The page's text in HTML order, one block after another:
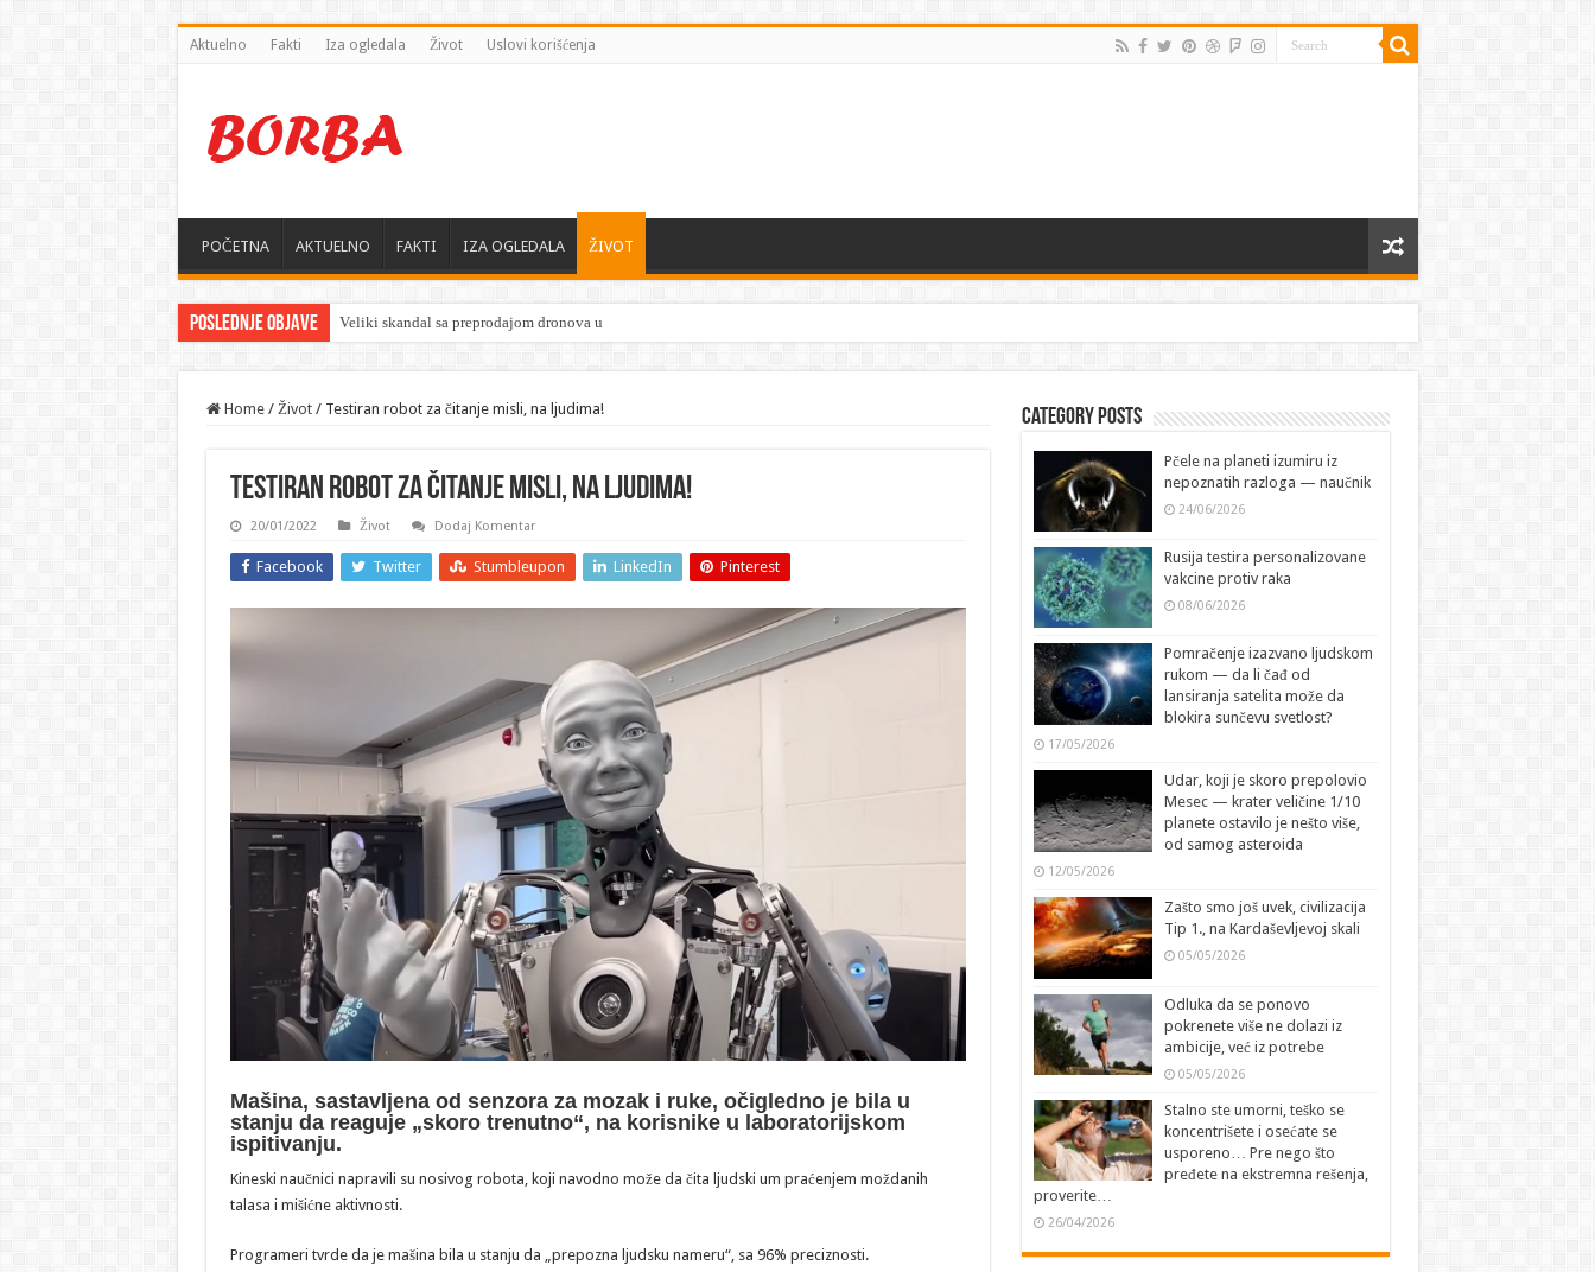
Aktuelno Fakti Iza ogledala Život Uslovi korišćenja
POČETNA AKTUELNO FAKTI IZA OGLEDALA ŽIVOT
Poslednje objave Veliki skandal sa preprodajom dronova u Rusiji — počela hapšenja
Home / Život / Testiran robot za čitanje misli, na ljudima!
Testiran robot za čitanje misli, na ljudima!
20/01/2022 Život Dodaj Komentar
Facebook Twitter Stumbleupon LinkedIn Pinterest
Mašina, sastavljena od senzora za mozak i ruke, očigledno je bila u
stanju da reaguje „skoro trenutno“, na korisnike u laboratorijskom
ispitivanju.
Kineski naučnici napravili su nosivog robota, koji navodno može da čita ljudski um praćenjem moždanih
talasa i mišićne aktivnosti.
Programeri tvrde da je mašina bila u stanju da „prepozna ljudsku nameru“, sa 96% preciznosti.
Category Posts
Pčele na planeti izumiru iz
nepoznatih razloga — naučnik
24/06/2026
Rusija testira personalizovane
vakcine protiv raka
08/06/2026
Pomračenje izazvano ljudskom
rukom — da li čađ od
lansiranja satelita može da
blokira sunčevu svetlost?
17/05/2026
Udar, koji je skoro prepolovio
Mesec — krater veličine 1/10
planete ostavilo je nešto više,
od samog asteroida
12/05/2026
Zašto smo još uvek, civilizacija
Tip 1., na Kardaševljevoj skali
05/05/2026
Odluka da se ponovo
pokrenete više ne dolazi iz
ambicije, već iz potrebe
05/05/2026
Stalno ste umorni, teško se
koncentrišete i osećate se
usporeno… Pre nego što
pređete na ekstremna rešenja,
proverite…
26/04/2026